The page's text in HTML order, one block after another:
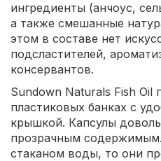
ингредиенты (анчоус,
а также смешанные
этом в составе нет
подсластителей,
консервантов.
Sundown Naturals Fish Oil
пластиковых банках с
крышкой. Капсулы
прозрачным
стаканом воды, то они